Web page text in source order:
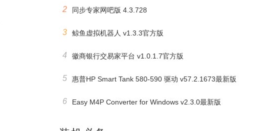
2 同步专家网吧版 4.3.728
3 鲸鱼虚拟机器人 v1.3.3官方版
4 徽商银行交易家平台 v1.0.1.7官方版
5 惠普HP Smart Tank 580-590 驱动 v57.2.1673最新版
6 Easy M4P Converter for Windows v2.3.0最新版